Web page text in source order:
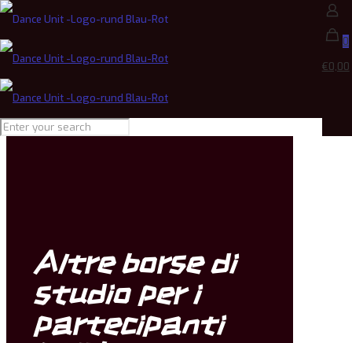
0
€0,00
Altre borse di
studio per i
partecipanti